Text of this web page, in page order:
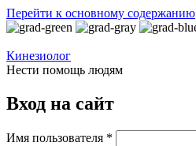
Перейти к основному содержанию
Кинезиолог
Нести помощь людям
Вход на сайт
Имя пользователя *